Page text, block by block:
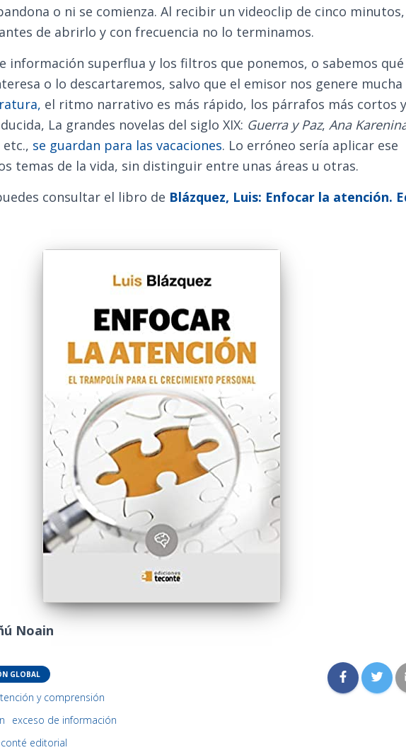
o ni se comienza. Al recibir un videoclip de cinco minutos,
de abrirlo y con frecuencia no lo terminamos.
información superflua y los filtros que ponemos, o sabemos qué
o lo descartaremos, salvo que el emisor nos genere mucha
el ritmo narrativo es más rápido, los párrafos más cortos
La grandes novelas del siglo XIX: Guerra y Paz, Ana
etc., se guardan para las vacaciones. Lo erróneo sería aplicar ese
temas de la vida, sin distinguir entre unas áreas u otras.
consultar el libro de Blázquez, Luis: Enfocar la atención.
Noain
GLOBAL
y comprensión
exceso de información
editorial